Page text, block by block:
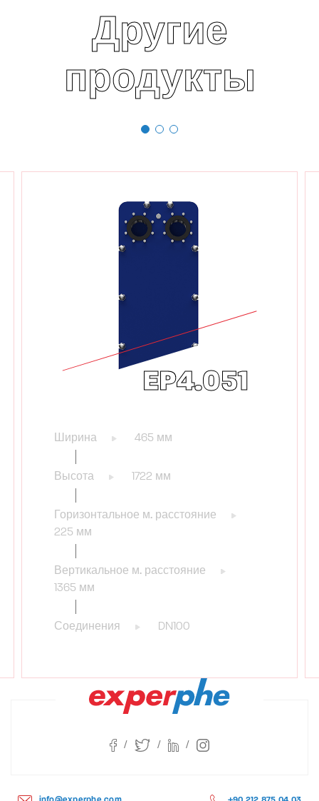
Другие
продукты
EP4.051
Ширина 465 мм
Высота 1722 мм
Горизонтальное м. расстояние
225 мм
Вертикальное м. расстояние
1365 мм
Соединения DN100